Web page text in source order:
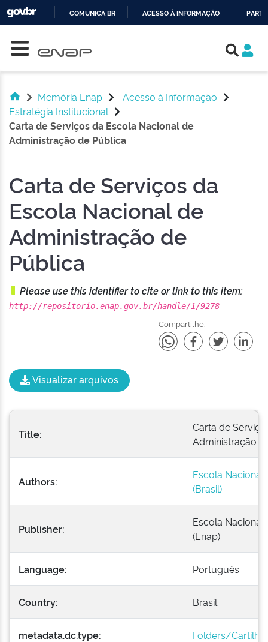
COMUNICA BR ACESSO À INFORMAÇÃO
Memória Enap
Acesso à Informação
Estratégia Institucional
Carta de Serviços da Escola Nacional de
Administração de Pública
Carta de Serviços da
Escola Nacional de
Administração de
Pública
Please use this identifier to cite or link to this item:
http://repositorio.enap.gov.br/handle/1/9278
Compartilhe:
Visualizar arquivos
Title:
Carta de
Administração
Authors:
Escola
(Brasil)
Publisher:
Escola
(Enap)
Language: Português
Country: Brasil
metadata.dc.type: Folders/